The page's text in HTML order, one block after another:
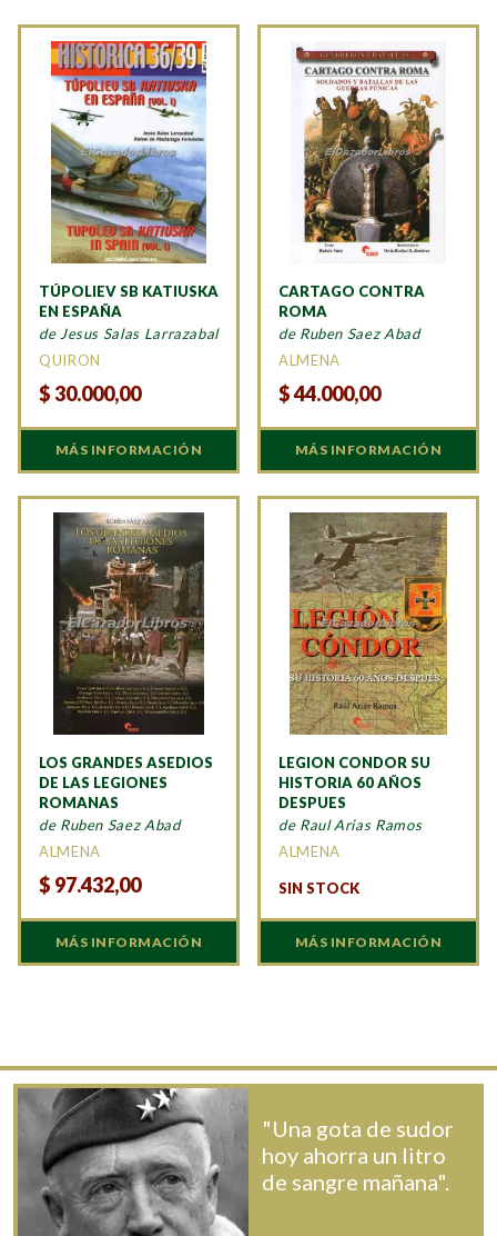
TÚPOLIEV SB KATIUSKA
EN ESPAÑA
de Jesus Salas Larrazabal
QUIRON
$30.000,00
MÁS INFORMACIÓN
CARTAGO CONTRA
ROMA
de Ruben Saez Abad
ALMENA
$44.000,00
MÁS INFORMACIÓN
LOS GRANDES ASEDIOS
DE LAS LEGIONES
ROMANAS
de Ruben Saez Abad
ALMENA
$ 97.432,00
MÁS INFORMACIÓN
LEGION CONDOR SU
HISTORIA 60 AÑOS
DESPUES
de Raul Arias Ramos
ALMENA
SIN STOCK
MÁS INFORMACIÓN
"Una gota de sudor
hoy ahorra un litro
de sangre mañana".